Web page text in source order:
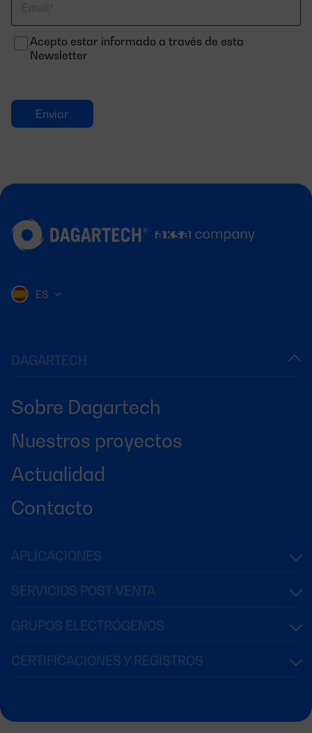
electrónico
Acepto estar informado a través de esta
Newsletter
DAGARTECH
Sobre Dagartech
Nuestros proyectos
Actualidad
Contacto
ES
APLICACIONES
SERVICIOS POST-VENTA
GRUPOS ELECTRÓGENOS
CERTIFICACIONES Y REGISTROS